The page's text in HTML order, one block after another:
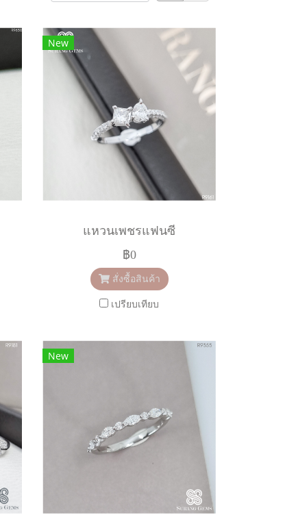
New
แหวนเพชรแฟนซี
฿0
สั่งซื้อสินค้า
เปรียบเทียบ
New